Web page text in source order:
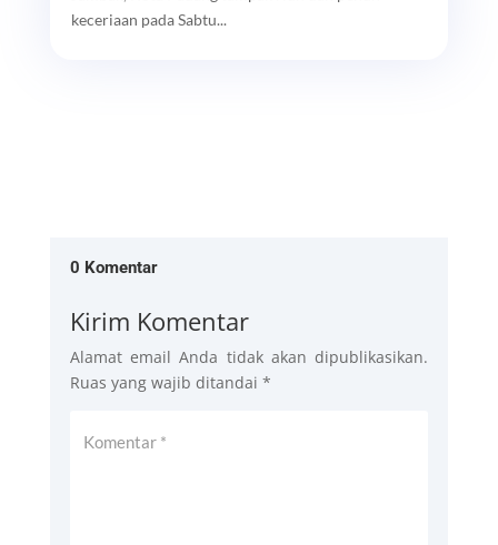
keceriaan pada Sabtu...
0 Komentar
Kirim Komentar
Alamat email Anda tidak akan dipublikasikan.
Ruas yang wajib ditandai *